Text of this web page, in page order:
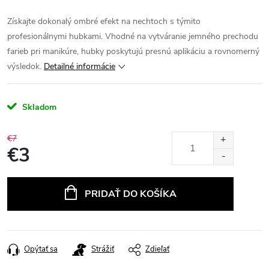
Získajte dokonalý ombré efekt na nechtoch s týmito
profesionálnymi hubkami. Vhodné na vytváranie jemného prechodu
farieb pri manikúre, hubky poskytujú presnú aplikáciu a rovnomerný
výsledok. Detailné informácie
Skladom
€7
€3
PRIDAŤ DO KOŠÍKA
Opýtať sa Strážiť Zdieľať